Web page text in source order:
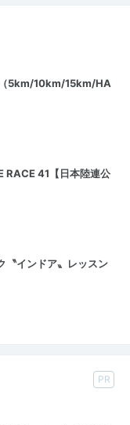
5km/10km/15km/HA
RACE 41【日本陸連公
〝インドア〟レッスン
PR